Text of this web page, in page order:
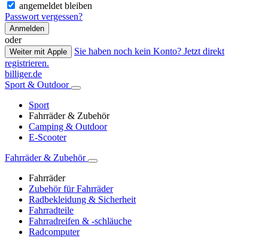
angemeldet bleiben
Passwort vergessen?
Anmelden
oder
Weiter mit Apple
Sie haben noch kein Konto? Jetzt direkt
registrieren.
billiger.de
Sport & Outdoor
Sport
Fahrräder & Zubehör
Camping & Outdoor
E-Scooter
Fahrräder & Zubehör
Fahrräder
Zubehör für Fahrräder
Radbekleidung & Sicherheit
Fahrradteile
Fahrradreifen & -schläuche
Radcomputer